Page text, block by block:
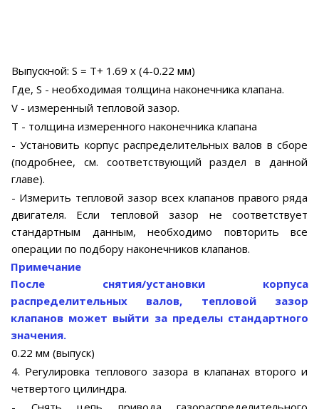
Выпускной: S = Т+ 1.69 х (4-0.22 мм)
Где, S - необходимая толщина наконечника клапана.
V - измеренный тепловой зазор.
Т - толщина измеренного наконечника клапана
- Установить корпус распределительных валов в сборе
(подробнее, см. соответствующий раздел в данной
главе).
- Измерить тепловой зазор всех клапанов правого ряда
двигателя. Если тепловой зазор не соответствует
стандартным данным, необходимо повторить все
операции по подбору наконечников клапанов.
Примечание
После снятия/установки корпуса
распределительных валов, тепловой зазор
клапанов может выйти за пределы стандартного
значения.
0.22 мм (выпуск)
4. Регулировка теплового зазора в клапанах второго и
четвертого цилиндра.